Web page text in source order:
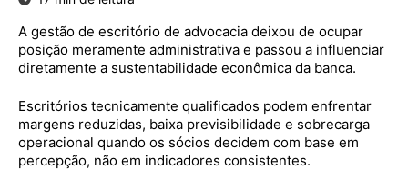
A gestão de escritório de advocacia deixou de ocupar
posição meramente administrativa e passou a influenciar
diretamente a sustentabilidade econômica da banca.
Escritórios tecnicamente qualificados podem enfrentar
margens reduzidas, baixa previsibilidade e sobrecarga
operacional quando os sócios decidem com base em
percepção, não em indicadores consistentes.